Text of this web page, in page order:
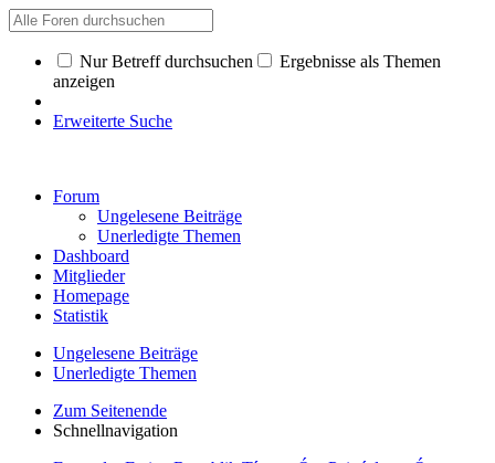
Nur Betreff durchsuchen
Ergebnisse als Themen
anzeigen
Erweiterte Suche
Forum
Ungelesene Beiträge
Unerledigte Themen
Dashboard
Mitglieder
Homepage
Statistik
Ungelesene Beiträge
Unerledigte Themen
Zum Seitenende
Schnellnavigation